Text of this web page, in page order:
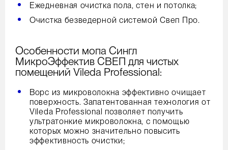
Ежедневная очистка пола, стен и потолка;
Очистка безведерной системой Свеп Про.
Особенности мопа Сингл
МикроЭффектив СВЕП для чистых
помещений Vileda Professional:
Ворс из микроволокна эффективно очищает
поверхность. Запатентованная технология от
Vileda Professional позволяет получить
ультратонкие микроволокна, с помощью
которых можно значительно повысить
эффективность очистки;